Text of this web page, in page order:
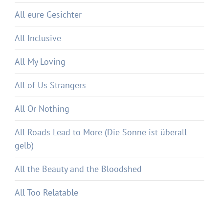
All eure Gesichter
All Inclusive
All My Loving
All of Us Strangers
All Or Nothing
All Roads Lead to More (Die Sonne ist überall
gelb)
All the Beauty and the Bloodshed
All Too Relatable